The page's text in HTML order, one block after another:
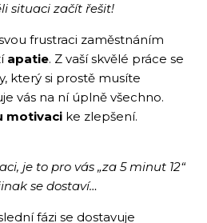
situaci začít řešit!
frustraci zaměstnáním
apatie. Z vaší skvělé práce se
který si prostě musíte
vás na ní úplně všechno.
motivaci ke zlepšení.
je to pro vás „za 5 minut 12“
se dostaví…
fázi se dostavuje